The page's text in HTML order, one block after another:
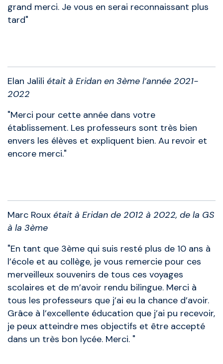
grand merci. Je vous en serai reconnaissant plus
tard"
Elan Jalili était à Eridan en 3ème l’année 2021-
2022
"Merci pour cette année dans votre
établissement. Les professeurs sont très bien
envers les élèves et expliquent bien. Au revoir et
encore merci."
Marc Roux était à Eridan de 2012 à 2022, de la GS
à la 3ème
"En tant que 3ème qui suis resté plus de 10 ans à
l’école et au collège, je vous remercie pour ces
merveilleux souvenirs de tous ces voyages
scolaires et de m’avoir rendu bilingue. Merci à
tous les professeurs que j’ai eu la chance d’avoir.
Grâce à l’excellente éducation que j’ai pu recevoir,
je peux atteindre mes objectifs et être accepté
dans un très bon lycée. Merci. "